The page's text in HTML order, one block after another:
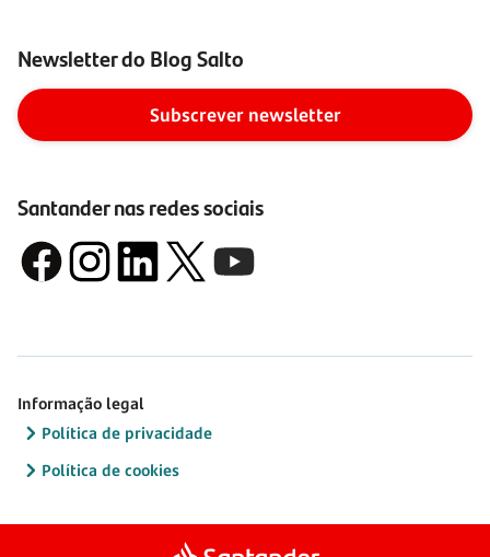
Newsletter do Blog Salto
Subscrever newsletter
Santander nas redes sociais
Informação legal
Política de privacidade
Política de cookies